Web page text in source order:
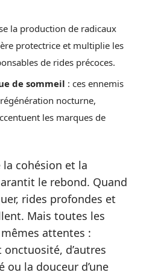
la production de radicaux
protectrice et multiplie les
de rides précoces.
de sommeil : ces ennemis
nocturne,
les marques de
la cohésion et la
le rebond. Quand
rides profondes et
Mais toutes les
attentes :
d’autres
ou la douceur d’une